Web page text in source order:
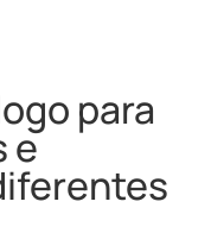
para
e